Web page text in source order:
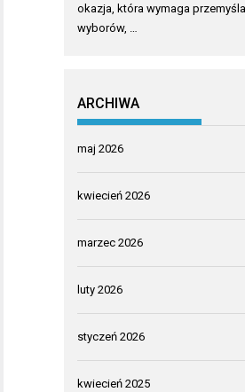
okazja, która wymaga
wyborów, …
ARCHIWA
maj 2026
kwiecień 2026
marzec 2026
luty 2026
styczeń 2026
kwiecień 2025